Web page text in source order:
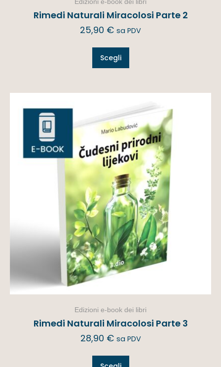
Rimedi Naturali Miracolosi Parte 2
25,90 € sa PDV
Scegli
Edizioni e-book dei libri
Rimedi Naturali Miracolosi Parte 3
28,90 € sa PDV